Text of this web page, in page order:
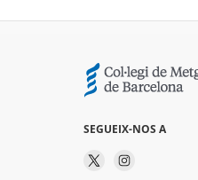
SEGUEIX-NOS A